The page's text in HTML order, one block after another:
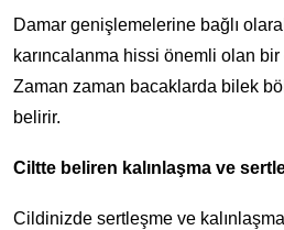
Damar genişlemelerine bağlı
karıncalanma hissi önemli olan
Zaman zaman bacaklarda bilek
belirir.
Ciltte beliren kalınlaşma ve
Cildinizde sertleşme ve